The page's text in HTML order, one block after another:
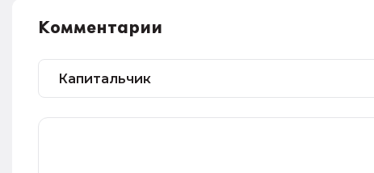
Комментарии